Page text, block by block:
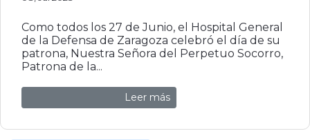
Como todos los 27 de Junio, el Hospital General
de la Defensa de Zaragoza celebró el día de su
patrona, Nuestra Señora del Perpetuo Socorro,
Patrona de la...
Leer más